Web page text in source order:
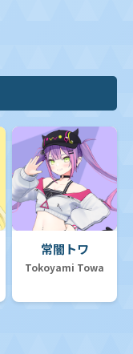
常闇トワ
Tokoyami Towa